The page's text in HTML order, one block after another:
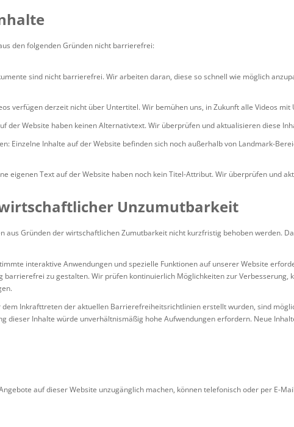
den folgenden Gründen nicht barrierefrei:
sind nicht barrierefrei. Wir arbeiten daran, diese so schnell wie möglich
verfügen derzeit nicht über Untertitel. Wir bemühen uns, in Zukunft alle Videos
der Website haben keinen Alternativtext. Wir überprüfen und aktualisieren diese
Einzelne Inhalte auf der Website befinden sich noch außerhalb von Landmark-
eigenen Text auf der Website haben noch kein Titel-Attribut. Wir überprüfen und
Unzumutbarkeit
aus Gründen der wirtschaftlichen Zumutbarkeit nicht kurzfristig behoben werden.
interaktive Anwendungen und spezielle Funktionen auf unserer Website
barrierefrei zu gestalten. Wir prüfen kontinuierlich Möglichkeiten zur Verbesserung,
Inkrafttreten der aktuellen Barrierefreiheitsrichtlinien erstellt wurden, sind
dieser Inhalte würde unverhältnismäßig hohe Aufwendungen erfordern. Neue
auf dieser Website unzugänglich machen, können telefonisch oder per E-